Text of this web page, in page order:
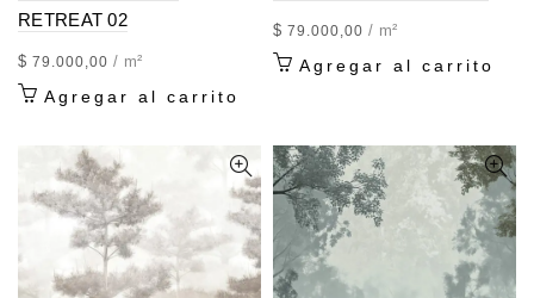
RETREAT 02
$ 79.000,00 / m²
Agregar al carrito
$ 79.000,00 / m²
Agregar al carrito